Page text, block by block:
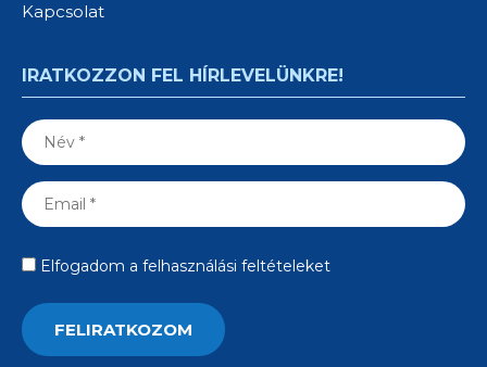
Kapcsolat
IRATKOZZON FEL HÍRLEVELÜNKRE!
Elfogadom a felhasználási feltételeket